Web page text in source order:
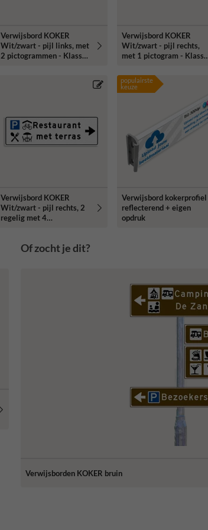
Verwijsbord KOKER
Wit/zwart - pijl links, met
2 pictogrammen - Klasse
Verwijsbord KOKER
Wit/zwart - pijl rechts,
met 1 pictogram - Klasse
Verwijsbord KOKER
Wit/zwart - pijl rechts, 2
regelig met 4
populairste
keuze
Verwijsbord kokerprofiel
reflecterend + eigen
opdruk
Of zocht je dit?
Verwijsborden KOKER bruin